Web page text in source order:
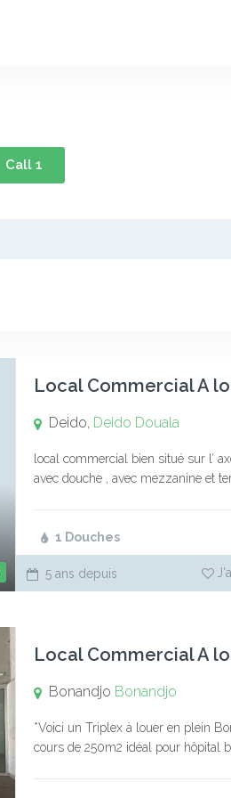
Call 1
Local Commercial A
Deido, Deido Douala
local commercial bien situé sur l’
avec douche , avec mezzanine et
1 Douches
5 ans depuis
Local Commercial A
Bonandjo Bonandjo
*Voici un Triplex à louer en plein
cours de 250m2 idéal pour hôpital